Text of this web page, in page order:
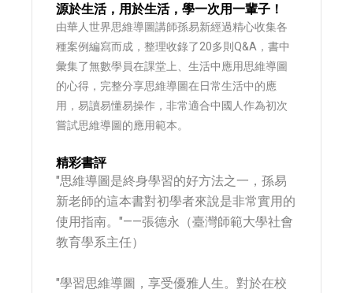
源於生活，用於生活，學一次用一輩子！
由華人世界思維導圖講師孫易新經過精心收集各
種案例編寫而成，整理收錄了20多則Q&A，書中
彙集了無數學員在課堂上、生活中應用思維導圖
的心得，完整分享思維導圖在日常生活中的應
用，易讀易懂易操作，非常適合中國人作為初次
嘗試思維導圖的應用範本。
精彩書評
"思維導圖是終身學習的好方法之一，孫易
新老師的這本書對初學者來說是非常實用的
使用指南。"——張德永（臺灣師範大學社會
教育學系主任）
"學習思維導圖，享受優雅人生。對於在校